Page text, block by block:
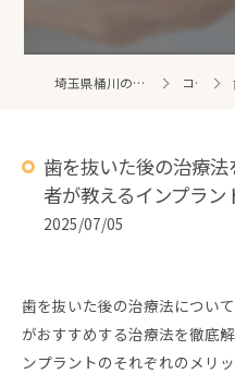
埼玉県桶川の歯医者なら桶川歯科 コラム
歯を抜いた後の治療
者が教えるインプラン
2025/07/05
歯を抜いた後の治療法につい
がおすすめする治療法を徹底
ンプラントのそれぞれのメリ